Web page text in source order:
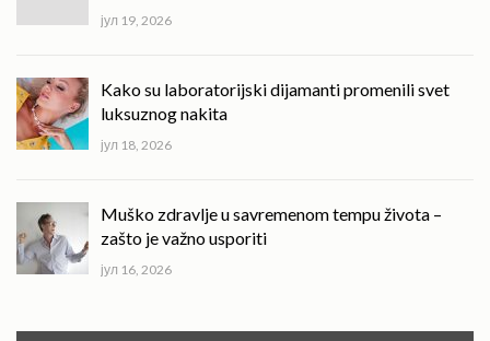
јул 19, 2026
Kako su laboratorijski dijamanti promenili svet
luksuznog nakita
јул 18, 2026
Muško zdravlje u savremenom tempu života –
zašto je važno usporiti
јул 16, 2026